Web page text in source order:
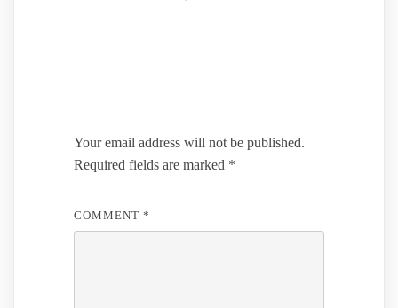
Your email address will not be published.
Required fields are marked *
COMMENT *